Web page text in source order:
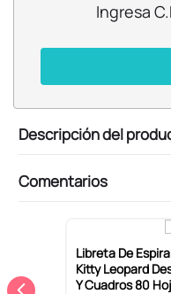
Ingresa
Descripción del
Comentarios
Libreta De
Kitty Leopard
Y Cuadros 80